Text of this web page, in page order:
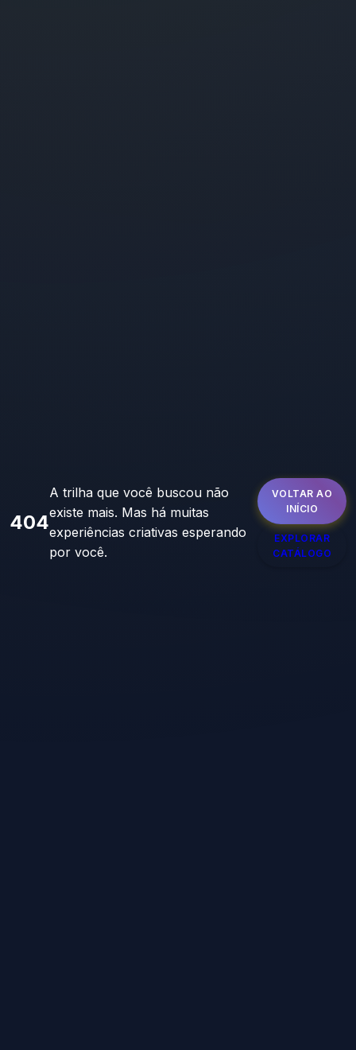
404
A trilha que você buscou não
existe mais. Mas há muitas
experiências criativas esperando
por você.
VOLTAR AO
INÍCIO
EXPLORAR
CATÁLOGO